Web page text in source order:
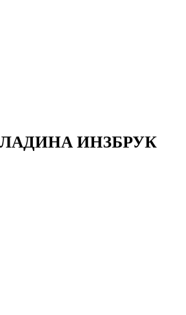
ИНЗБРУК